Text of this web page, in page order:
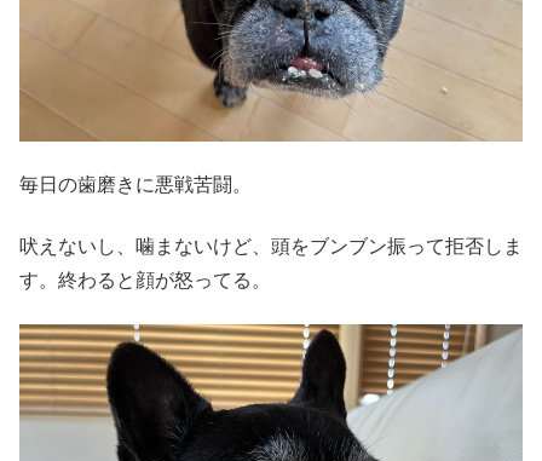
毎日の歯磨きに悪戦苦闘。
吠えないし、噛まないけど、頭をブンブン振って拒否しま
す。終わると顔が怒ってる。